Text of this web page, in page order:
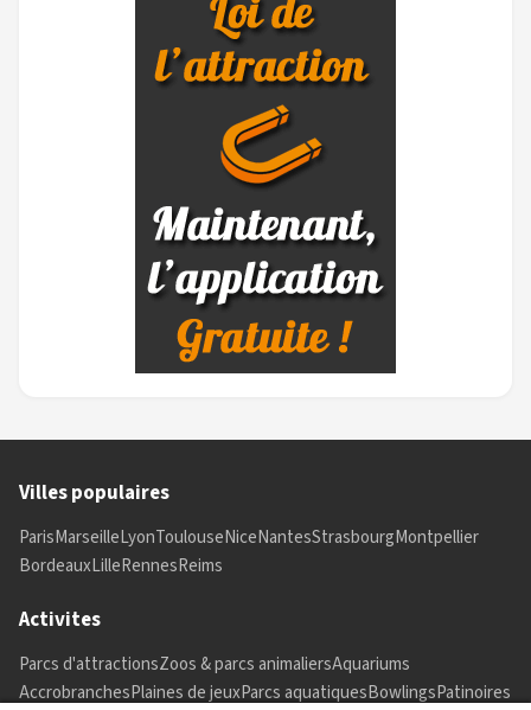
Villes populaires
ParisMarseilleLyonToulouseNiceNantesStrasbourgMontpellier
BordeauxLilleRennesReims
Activites
Parcs d'attractionsZoos & parcs animaliersAquariums
AccrobranchesPlaines de jeuxParcs aquatiquesBowlingsPatinoires